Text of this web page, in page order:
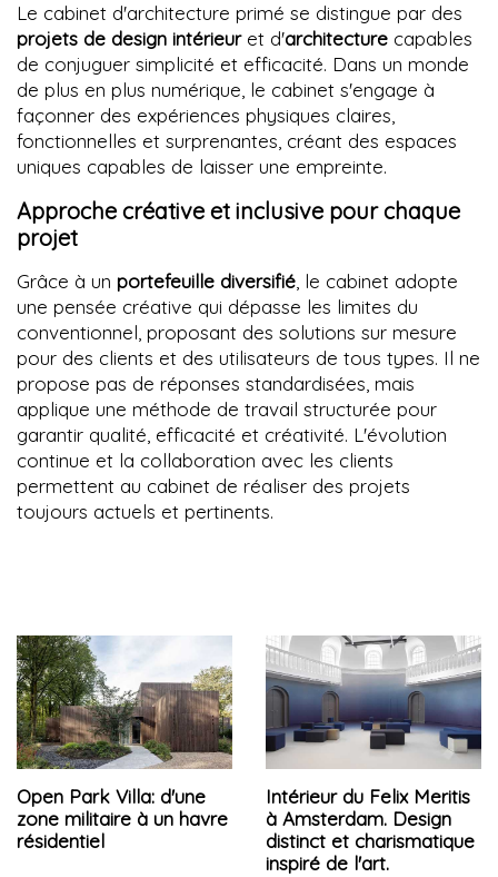
Le cabinet d'architecture primé se distingue par des
projets de design intérieuret d'architecture capables
de conjuguer simplicité et efficacité. Dans un monde
de plus en plus numérique, le cabinet s'engage à
façonner des expériences physiques claires,
fonctionnelles et surprenantes, créant des espaces
uniques capables de laisser une empreinte.
Approche créative et inclusive pour chaque
projet
Grâce à un portefeuille diversifié , le cabinet adopte
une pensée créative qui dépasse les limites du
conventionnel, proposant des solutions sur mesure
pour des clients et des utilisateurs de tous types. Il ne
propose pas de réponses standardisées, mais
applique une méthode de travail structurée pour
garantir qualité, efficacité et créativité. L'évolution
continue et la collaboration avec les clients
permettent au cabinet de réaliser des projets
toujours actuels et pertinents.
Open Park Villa: d'une
zone militaire à un havre
résidentiel
Intérieur du Felix Meritis
à Amsterdam. Design
distinct et charismatique
inspiré de l'art.